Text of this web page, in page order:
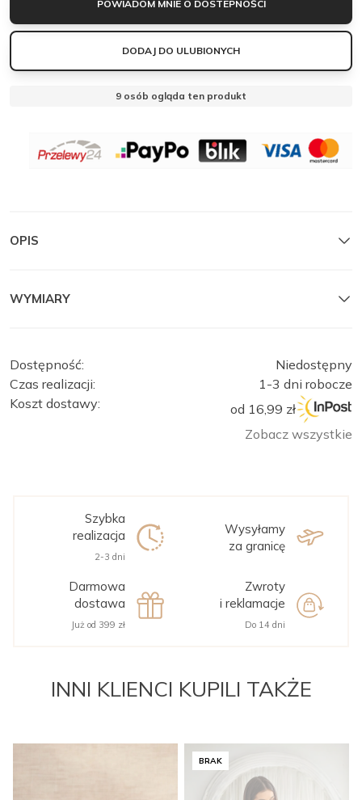
POWIADOM MNIE O DOSTEPNOŚCI
DODAJ DO ULUBIONYCH
9 osób ogląda ten produkt
OPIS
WYMIARY
Dostępność:
Niedostępny
Czas realizacji:
1-3 dni robocze
Koszt dostawy:
od 16,99 zł
Zobacz wszystkie
Szybka
realizacja
2-3 dni
Wysyłamy
za granicę
Darmowa
dostawa
Już od 399 zł
Zwroty
i reklamacje
Do 14 dni
INNI KLIENCI KUPILI TAKŻE
BRAK